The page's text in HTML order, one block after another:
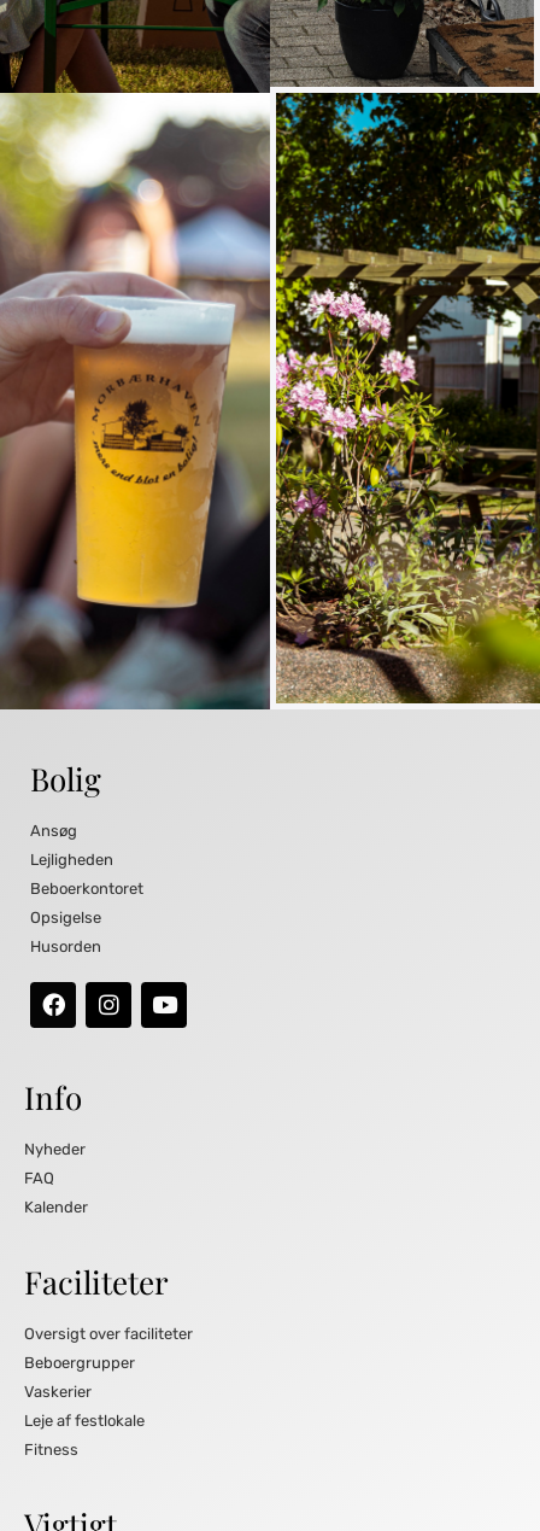
Bolig
Ansøg
Lejligheden
Beboerkontoret
Opsigelse
Husorden
Info
Nyheder
FAQ
Kalender
Faciliteter
Oversigt over faciliteter
Beboergrupper
Vaskerier
Leje af festlokale
Fitness